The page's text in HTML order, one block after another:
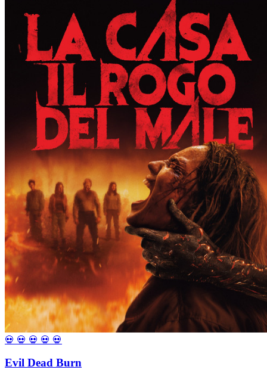
💀 💀 💀 💀 💀
Evil Dead Burn